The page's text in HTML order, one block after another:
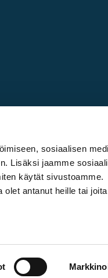
sosiaalisen
Lisäksi jaamme
käytät sivustoamme.
antanut heille tai